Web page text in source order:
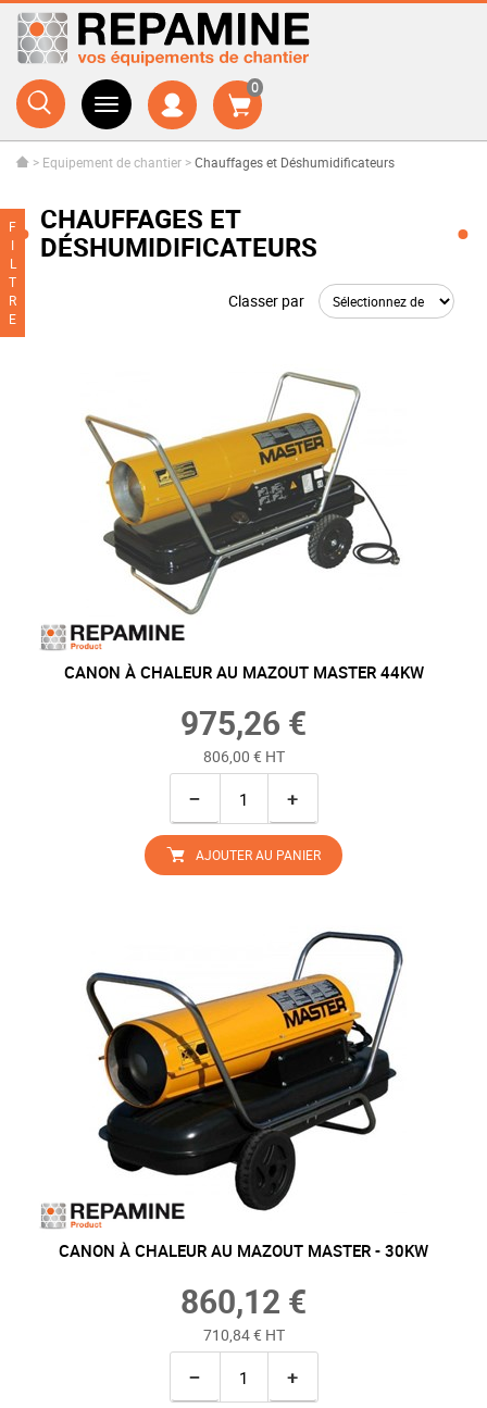
0
F
I
L
T
R
E
> Equipement de chantier >Chauffages et Déshumidificateurs
CHAUFFAGES ET
DÉSHUMIDIFICATEURS
Classer par
CANON À CHALEUR AU MAZOUT MASTER 44KW
975,26 €
806,00 € HT
− +
AJOUTER AU PANIER
CANON À CHALEUR AU MAZOUT MASTER - 30KW
860,12 €
710,84 € HT
− +